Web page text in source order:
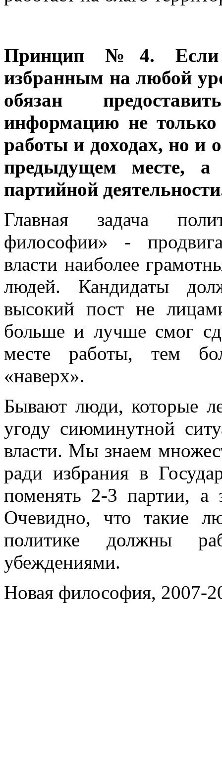
Принцип №4. Если
избранным на любой
обязан
информацию не только
работы и доходах, но и
предыдущем месте,
партийной
Главная задача
философии» -
власти наиболее
людей. Кандидаты
высокий пост не
больше и лучше смог
месте работы, тем
«наверх».
Бывают люди, которые
угоду сиюминутной
власти. Мы знаем
ради избрания в
поменять 2-3 партии, а
Очевидно, что такие
политике должны
убеждениями.
Новая философия, 2007-